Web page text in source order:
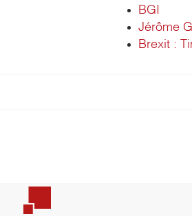
BGI
Jérôme
Brexit :